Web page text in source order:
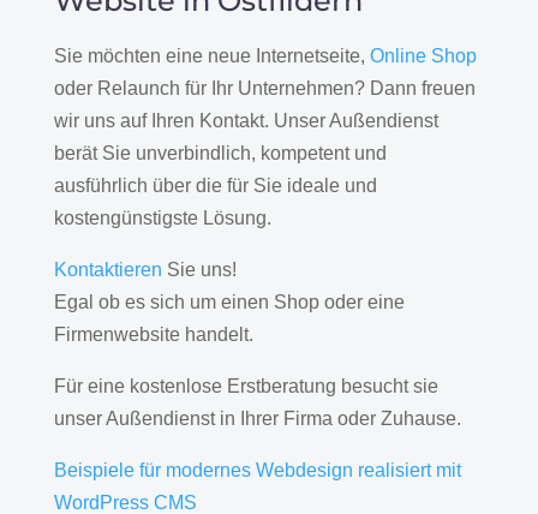
Sie möchten eine neue Internetseite, Online Shop
oder Relaunch für Ihr Unternehmen? Dann freuen
wir uns auf Ihren Kontakt. Unser Außendienst
berät Sie unverbindlich, kompetent und
ausführlich über die für Sie ideale und
kostengünstigste Lösung.
Kontaktieren Sie uns!
Egal ob es sich um einen Shop oder eine
Firmenwebsite handelt.
Für eine kostenlose Erstberatung besucht sie
unser Außendienst in Ihrer Firma oder Zuhause.
Beispiele für modernes Webdesign realisiert mit
WordPress CMS